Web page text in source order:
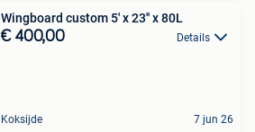
Wingboard custom 5' x 23'' x 80L
€ 400,00 Details
Koksijde 7 jun 26